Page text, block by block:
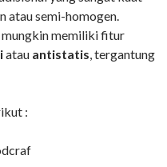
atau semi-homogen.
mungkin memiliki fitur
atau antistatis, tergantung
: